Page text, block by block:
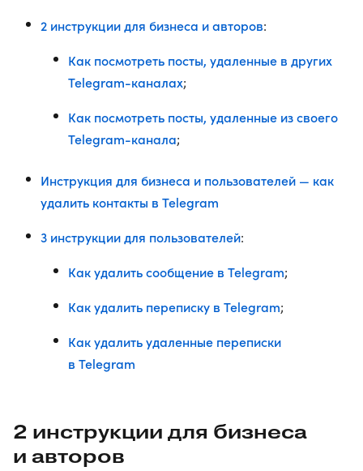
2 инструкции для бизнеса и авторов:
Как посмотреть посты, удаленные в других
Telegram-каналах;
Как посмотреть посты, удаленные из своего
Telegram-канала;
Инструкция для бизнеса и пользователей — как
удалить контакты в Telegram
3 инструкции для пользователей:
Как удалить сообщение в Telegram;
Как удалить переписку в Telegram;
Как удалить удаленные переписки
в Telegram
2 инструкции для бизнеса
и авторов